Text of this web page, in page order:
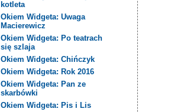
kotleta
Okiem Widgeta: Uwaga
Macierewicz
Okiem Widgeta: Po teatrach
się szlaja
Okiem Widgeta: Chińczyk
Okiem Widgeta: Rok 2016
Okiem Widgeta: Pan ze
skarbówki
Okiem Widgeta: Pis i Lis